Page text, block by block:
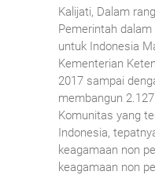
Kalijati, Dalam
Pemerintah dalam
untuk Indonesia
Kementerian
2017 sampai
membangun
Komunitas yang
Indonesia,
keagamaan non
keagamaan non